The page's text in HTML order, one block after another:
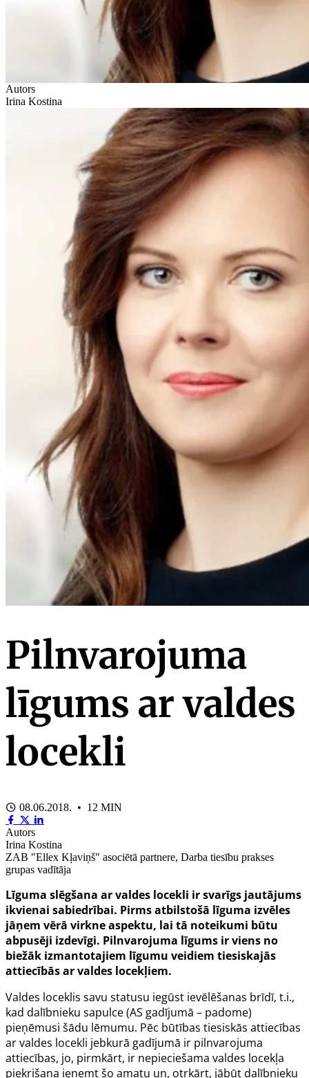
Autors
Irina Kostina
Pilnvarojuma
līgums ar valdes
locekli
08.06.2018. • 12 MIN
Autors
Irina Kostina
ZAB "Ellex Kļaviņš" asociētā partnere, Darba tiesību prakses
grupas vadītāja
Līguma slēgšana ar valdes locekli ir svarīgs jautājums
ikvienai sabiedrībai. Pirms atbilstošā līguma izvēles
jāņem vērā virkne aspektu, lai tā noteikumi būtu
abpusēji izdevīgi. Pilnvarojuma līgums ir viens no
biežāk izmantotajiem līgumu veidiem tiesiskajās
attiecībās ar valdes locekļiem.
Valdes loceklis savu statusu iegūst ievēlēšanas brīdī, t.i.,
kad dalībnieku sapulce (AS gadījumā – padome)
pieņēmusi šādu lēmumu. Pēc būtības tiesiskās attiecības
ar valdes locekli jebkurā gadījumā ir pilnvarojuma
attiecības, jo, pirmkārt, ir nepieciešama valdes locekļa
piekrišana ieņemt šo amatu un, otrkārt, jābūt dalībnieku